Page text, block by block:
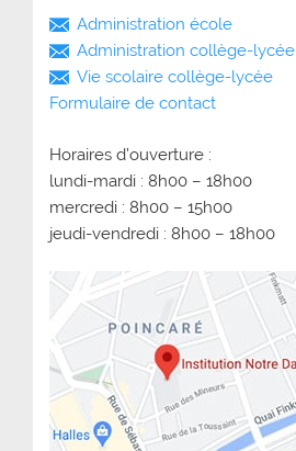
Administration école
Administration collège-lycée
Vie scolaire collège-lycée
Formulaire de contact
Horaires d’ouverture :
lundi-mardi : 8h00 – 18h00
mercredi : 8h00 – 15h00
jeudi-vendredi : 8h00 – 18h00